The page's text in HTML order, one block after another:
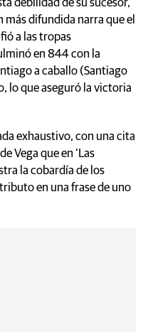
debilidad de su sucesor,
difundida narra que el
a las tropas
en 844 con la
a caballo (Santiago
lo que aseguró la victoria
exhaustivo, con una cita
Vega que en ‘Las
la cobardía de los
en una frase de uno